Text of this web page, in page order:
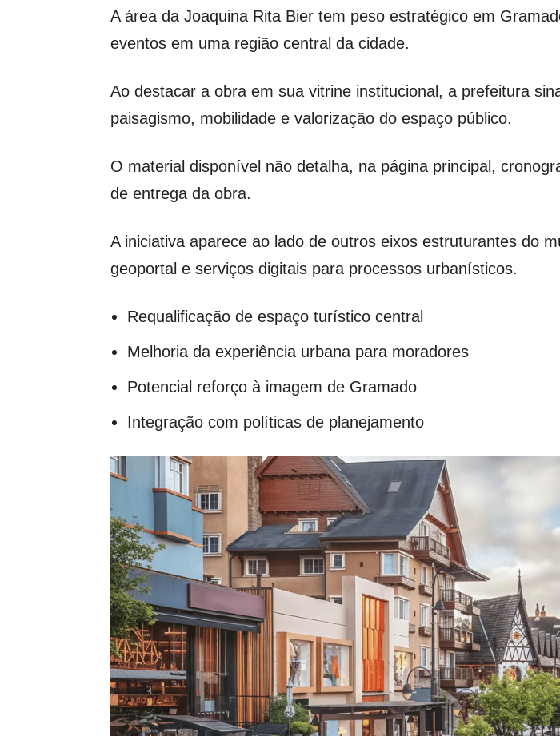
A área da Joaquina Rita Bier tem peso estratégico em
eventos em uma região central da cidade.
Ao destacar a obra em sua vitrine institucional, a prefeitura
paisagismo, mobilidade e valorização do espaço público.
O material disponível não detalha, na página principal,
de entrega da obra.
A iniciativa aparece ao lado de outros eixos estruturantes do
geoportal e serviços digitais para processos urbanísticos.
Requalificação de espaço turístico central
Melhoria da experiência urbana para moradores
Potencial reforço à imagem de Gramado
Integração com políticas de planejamento